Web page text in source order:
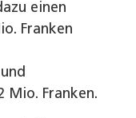
einen
Franken
Mio. Franken.